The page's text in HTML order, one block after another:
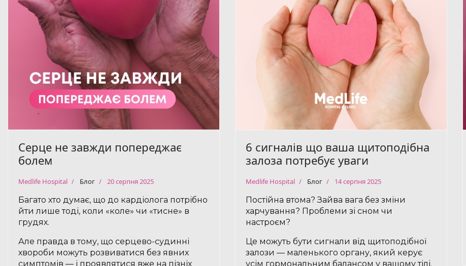
Серце не завжди попереджає
болем
Medlife Hospital Блог 20 серпня 2025
Багато хто думає, що до кардіолога потрібно
йти лише тоді, коли «коле» чи «тисне» в
грудях.
Але правда в тому, що серцево-судинні
хвороби можуть розвиватися без явних
симптомів — і проявлятися вже на пізніх
6 сигналів що ваша щитоподібна
залоза потребує уваги
Medlife Hospital Блог 14 серпня 2025
Постійна втома? Зайва вага без зміни
харчування? Проблеми зі сном чи
настроєм?
Це можуть бути сигнали від щитоподібної
залози — маленького органу, який керує
усім гормональним балансом у вашому тілі.